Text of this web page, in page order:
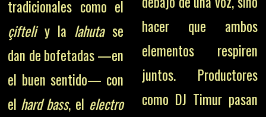
tradicionales como el
çifteliy la lahutase
dan de bofetadas —en
el buen sentido— con
el hard bass, el electro
hacer que ambos
elementos respiren
juntos. Productores
como DJ Timur pasan